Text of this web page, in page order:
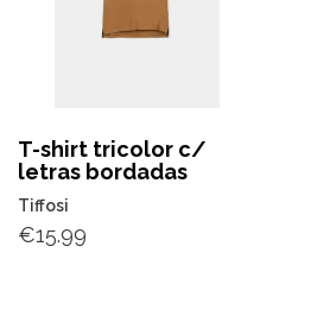
T-shirt tricolor c/
letras bordadas
Tiffosi
€15.99